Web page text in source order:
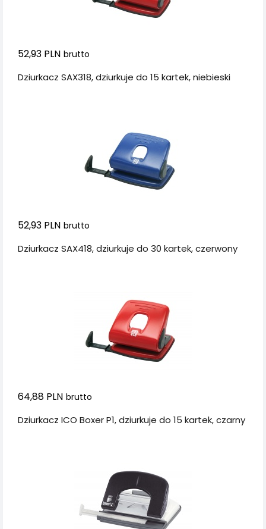
52,93 PLN brutto
Dziurkacz SAX318, dziurkuje do 15 kartek, niebieski
52,93 PLN brutto
Dziurkacz SAX418, dziurkuje do 30 kartek, czerwony
64,88 PLN brutto
Dziurkacz ICO Boxer P1, dziurkuje do 15 kartek, czarny